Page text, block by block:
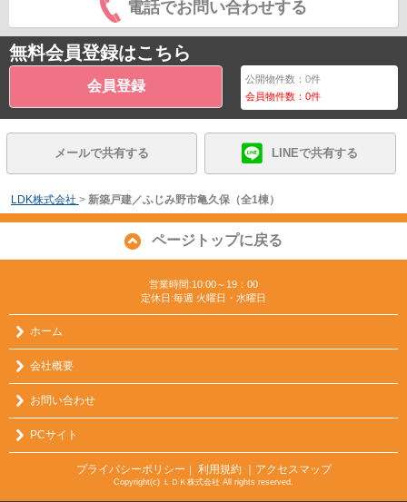
電話でお問い合わせする
無料会員登録はこちら
会員登録 公開物件数：0件
会員物件数：0件
メールで共有する LINEで共有する
LDK株式会社 > 新築戸建／ふじみ野市亀久保（全1棟）
ページトップに戻る
営業時間:10:00～19：00
定休日:毎週 火曜日・水曜日
ホーム
会社概要
お問い合わせ
PCサイト
プライバシーポリシー ｜ 利用規約 ｜アクセスマップ
Copyright(c) ＬＤＫ株式会社 All rights reserved.